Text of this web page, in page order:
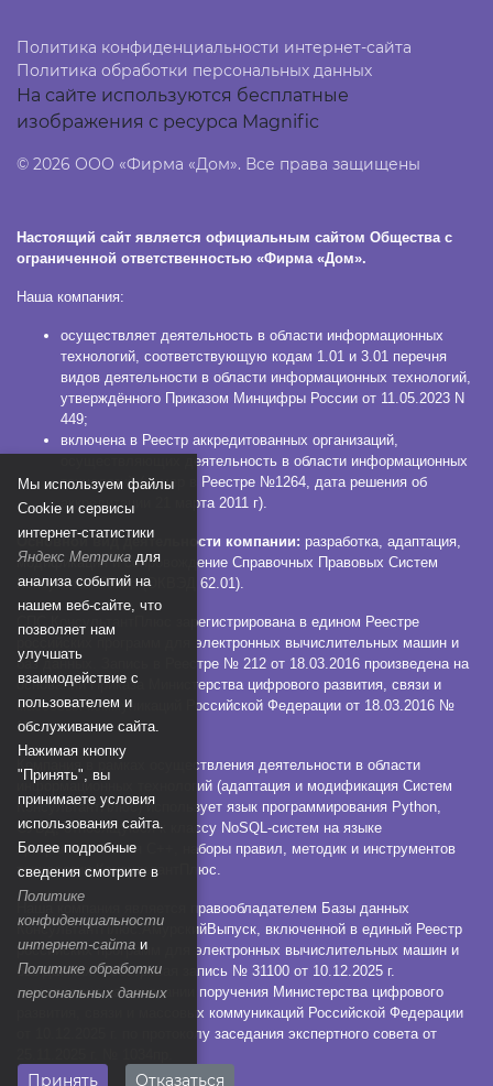
Политика конфиденциальности интернет-сайта
Политика обработки персональных данных
На сайте используются бесплатные
изображения с ресурса Magnific
© 2026 ООО «Фирма «Дом». Все права защищены
Настоящий сайт является официальным сайтом Общества с
ограниченной ответственностью «Фирма «Дом».
Наша компания:
осуществляет деятельность в области информационных
технологий, соответствующую кодам 1.01 и 3.01 перечня
видов деятельности в области информационных технологий,
утверждённого Приказом Минцифры России от 11.05.2023 N
449;
включена в Реестр аккредитованных организаций,
осуществляющих деятельность в области информационных
технологий (номер в Реестре №1264, дата решения об
аккредитации 21 марта 2011 г).
Основной вид деятельности компании: разработка, адаптация,
модификация и сопровождение Справочных Правовых Систем
КонсультантПлюс (ОКВЭД 62.01).
СПС КонсультантПлюс зарегистрирована в едином Реестре
российских программ для электронных вычислительных машин и
баз данных. Запись в Реестре № 212 от 18.03.2016 произведена на
основании Приказа Министерства цифрового развития, связи и
массовых коммуникаций Российской Федерации от 18.03.2016 №
112.
Компания в рамках осуществления деятельности в области
информационных технологий (адаптация и модификация Систем
КонсультантПлюс) использует язык программирования Python,
СУБД, относящуюся к классу NoSQL-систем на языке
программирования C++, наборы правил, методик и инструментов
технологии КонсультантПлюс.
Наша компания является правообладателем Базы данных
КонсультантПлюс:АмурскийВыпуск, включенной в единый Реестр
российских программ для электронных вычислительных машин и
баз данных. Реестровая запись № 31100 от 10.12.2025 г.
произведена на основании поручения Министерства цифрового
развития, связи и массовых коммуникаций Российской Федерации
от 10.12.2025 г. по протоколу заседания экспертного совета от
Мы используем файлы
Сookie и сервисы
интернет-статистики
Яндекс Метрика для
анализа событий на
нашем веб-сайте, что
позволяет нам
улучшать
взаимодействие с
пользователем и
обслуживание сайта.
Нажимая кнопку
"Принять", вы
принимаете условия
использования сайта.
Более подробные
сведения смотрите в
Политике
конфиденциальности
интернет-сайта и
Политике обработки
персональных данных
Принять Отказаться